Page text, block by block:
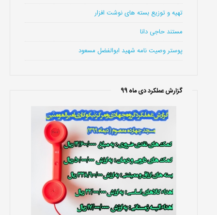
تهیه و توزیع بسته های نوشت افزار
مستند حاجی دانا
پوستر وصیت نامه شهید ابوالفضل مسعود
گزارش عملکرد دی ماه 99